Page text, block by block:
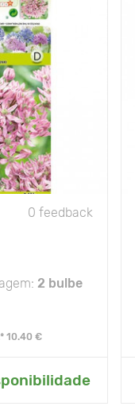
0 feedback
2 bulbe
10.40 €
flores grandes
50 - 70 cm
25 - 30 cm
lugar ensolarado
jardim